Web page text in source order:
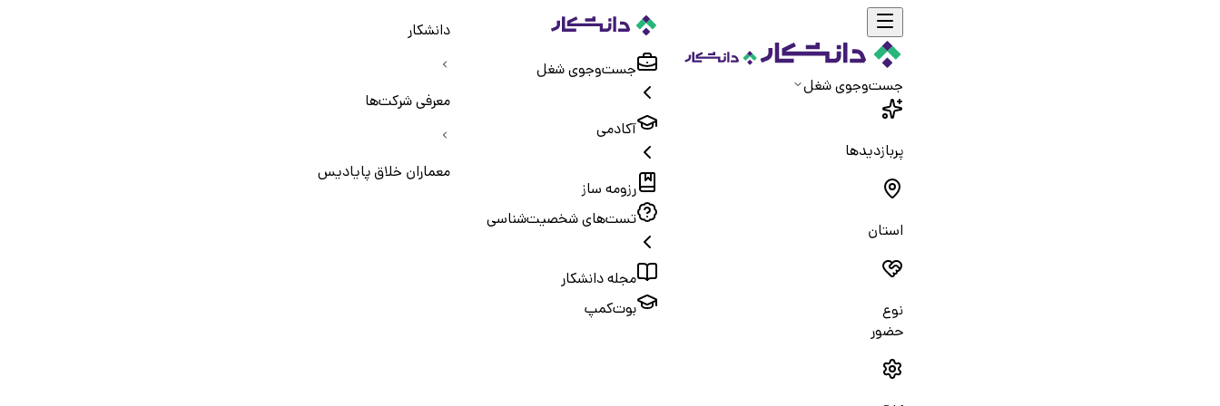
جست‌و‌جوی شغل
پربازدیدها
استان
نوع
حضور
جست‌و‌جوی شغل
آکادمی
رزومه ساز
تست‌های شخصیت‌شناسی
مجله دانشکار
بوت‌کمپ
دانشکار
معرفی شرکت‌ها
معماران خلاق پایادیس